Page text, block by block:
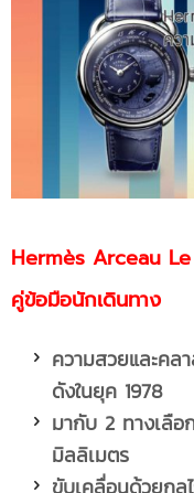
Hermès Arceau
คู่ข้อมือนักเดินทาง
ความสวยและคล
ดังในยุค 1978
มากับ 2 ทางเลือ
มิลลิเมตร
ขับเคลื่อนด้วยกล